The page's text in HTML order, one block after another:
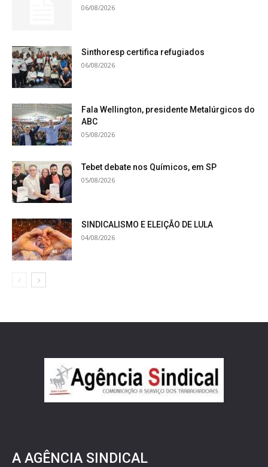
06/08/2026
Sinthoresp certifica refugiados
06/08/2026
Fala Wellington, presidente Metalúrgicos do
ABC
05/08/2026
Tebet debate nos Químicos, em SP
05/08/2026
SINDICALISMO E ELEIÇÃO DE LULA
04/08/2026
A AGÊNCIA SINDICAL